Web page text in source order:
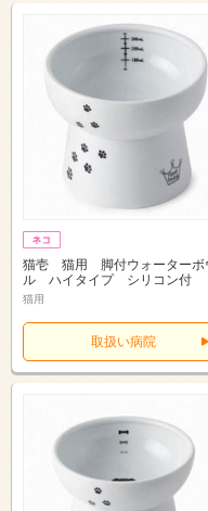
猫壱 猫用 脚付ウォーターボ
ル ハイタイプ シリコン付
猫用
取扱い病院